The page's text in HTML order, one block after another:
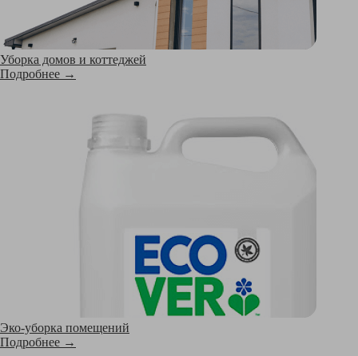
Уборка домов и коттеджей
Подробнее →
Эко-уборка помещений
Подробнее →